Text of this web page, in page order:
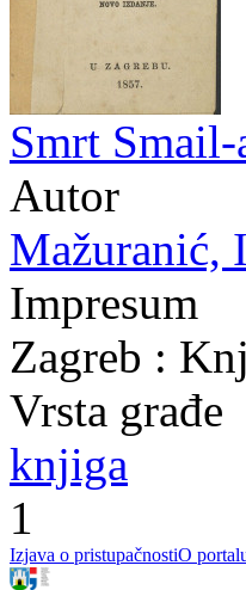
Smrt
Autor
Mažuranić,
Impresum
Zagreb :
Vrsta građe
knjiga
1
Izjava o pristupačnostiO